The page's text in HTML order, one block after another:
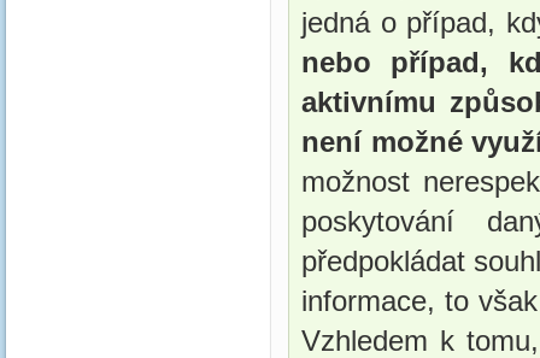
jedná o případ,
nebo případ,
aktivnímu
není možné
možnost
poskytování
předpokládat
informace, to
Vzhledem k